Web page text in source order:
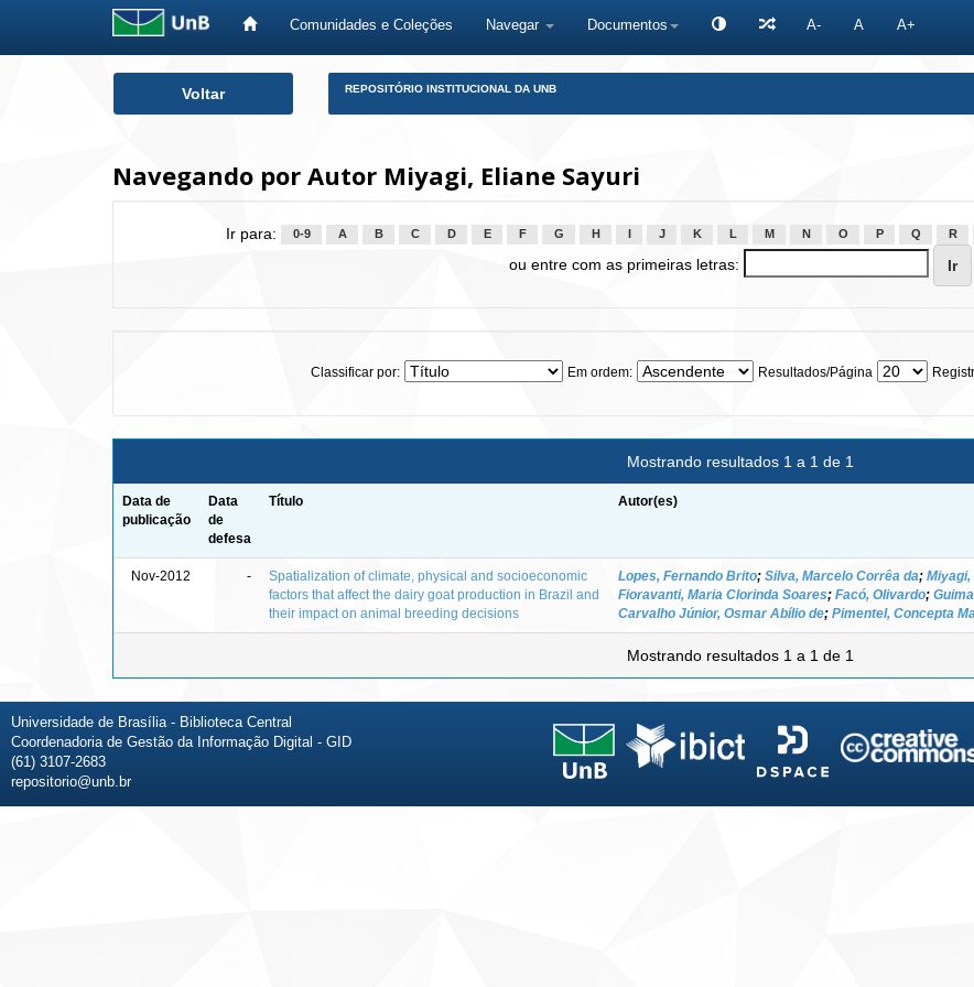
Comunidades e Coleções Navegar Documentos A- A A+
Voltar REPOSITÓRIO INSTITUCIONAL DA UNB
Navegando por Autor Miyagi, Eliane Sayuri
Ir para: 0-9 A B C D E F G H J K L M N O P Q R
ou entre com as primeiras letras:
Classificar por: Em ordem: Resultados/Página
Mostrando resultados 1 a 1 de 1
Data de
publicação
Data
de
defesa
Título Autor(es)
Nov-2012 -
Spatialization of climate, physical and socioeconomic
factors that affect the dairy goat production in Brazil and
their impact on animal breeding decisions
Lopes, Fernando Brito; Silva, Marcelo Corrêa da; Miyagi,
Fioravanti, Maria Clorinda Soares; Facó, Olivardo;
Carvalho Júnior, Osmar Abílio de; Pimentel, Concepta
Mostrando resultados 1 a 1 de 1
Universidade de Brasília - Biblioteca Central
Coordenadoria de Gestão da Informação Digital - GID
(61) 3107-2683
repositorio@unb.br